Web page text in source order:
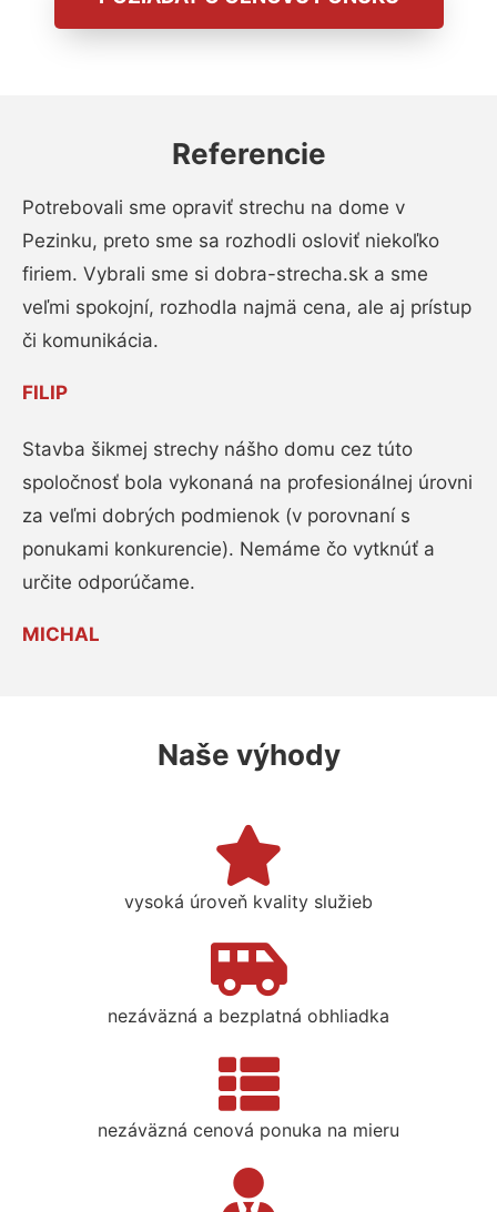
Referencie
Potrebovali sme opraviť strechu na dome v
Pezinku, preto sme sa rozhodli osloviť niekoľko
firiem. Vybrali sme si dobra-strecha.sk a sme
veľmi spokojní, rozhodla najmä cena, ale aj prístup
či komunikácia.
FILIP
Stavba šikmej strechy nášho domu cez túto
spoločnosť bola vykonaná na profesionálnej úrovni
za veľmi dobrých podmienok (v porovnaní s
ponukami konkurencie). Nemáme čo vytknúť a
určite odporúčame.
MICHAL
Naše výhody
vysoká úroveň kvality služieb
nezáväzná a bezplatná obhliadka
nezáväzná cenová ponuka na mieru